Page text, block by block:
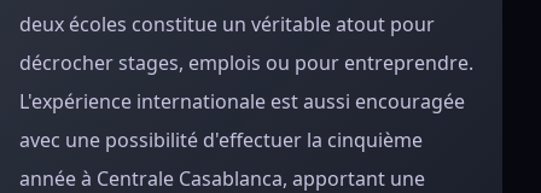
deux écoles constitue un véritable atout pour
décrocher stages, emplois ou pour entreprendre.
L'expérience internationale est aussi encouragée
avec une possibilité d'effectuer la cinquième
année à Centrale Casablanca, apportant une